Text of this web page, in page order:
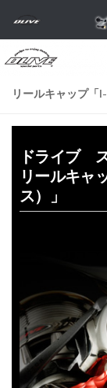
コンテンツへ
リールキャップ「
ドライブ
リールキャ
ス）」